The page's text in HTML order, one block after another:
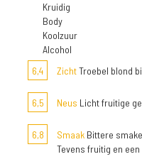
Kruidig
Body
Koolzuur
Alcohol
6,4
ZichtTroebel blond
6,5 Neus Licht fruitige
6,8 Smaak Bittere
Tevens fruitig en